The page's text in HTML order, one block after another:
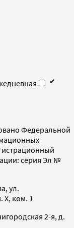
Федеральной
серия Эл №
ул.
X, ком. 1
2-я, д.